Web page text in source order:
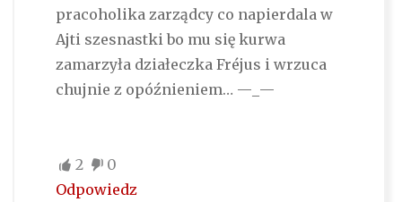
pracoholika zarządcy co napierdala w
Ajti szesnastki bo mu się kurwa
zamarzyła działeczka Fréjus i wrzuca
chujnie z opóźnieniem… —_—
2
0
Odpowiedz